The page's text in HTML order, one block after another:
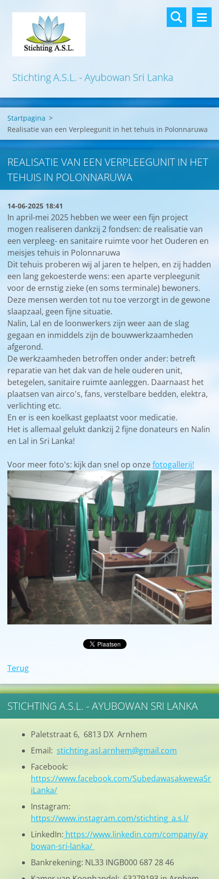
Stichting A.S.L. - Ayubowan Sri Lanka
Startpagina >
Realisatie van een Verpleegunit in het tehuis in Polonnaruwa
REALISATIE VAN EEN VERPLEEGUNIT IN HET
TEHUIS IN POLONNARUWA
14-06-2025 18:41
In april-mei 2025 hebben we weer een fijn project
mogen realiseren dankzij 2 fondsen: de realisatie van
een verpleeg- en sanitaire ruimte voor het Ouderen en
meisjes tehuis in Polonnaruwa
Dit tehuis proberen wij al jaren te helpen, en zij hadden
een lang gekoesterde wens: een aparte verpleegunit
voor de ernstig zieke (en soms terminale) bewoners.
Deze mensen werden tot nu toe verzorgt in de gewone
slaapzaal, geen fijne situatie.
Nalin, Lal en de loonwerkers zijn weer aan de slag
gegaan en inmiddels zijn de bouwwerkzaamheden
afgerond.
De werkzaamheden betroffen onder ander: betreft
reparatie van het dak van de hele ouderen unit,
betegelen, sanitaire ruimte aanleggen. Daarnaast het
plaatsen van airco's, fans, verstelbare bedden, elektra,
verlichting etc.
En er is een koelkast geplaatst voor medicatie.
Het is allemaal gelukt dankzij 2 fijne donateurs en Nalin
en Lal in Sri Lanka!
Voor meer foto's: kijk dan snel op onzefotogallerij!
Terug
STICHTING A.S.L. - AYUBOWAN SRI LANKA
Paletstraat 6, 6813 DX Arnhem
Email: stichting.asl.arnhem@gmail.com
Facebook:
https://www.facebook.com/SubedawasakwewaSr
iLanka/
Instagram:
https://www.instagram.com/stichting_a.s.l/
LinkedIn: https://www.linkedin.com/company/ay
bowan-sri-lanka/
Bankrekening: NL33 INGB000 687 28 46